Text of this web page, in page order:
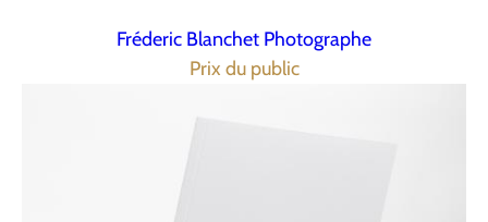
Fréderic Blanchet Photographe
Prix du public